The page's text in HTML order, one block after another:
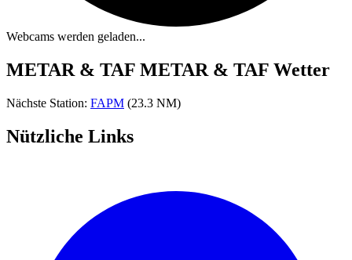
Webcams werden geladen...
METAR & TAF METAR & TAF Wetter
Nächste Station: FAPM (23.3 NM)
Nützliche Links